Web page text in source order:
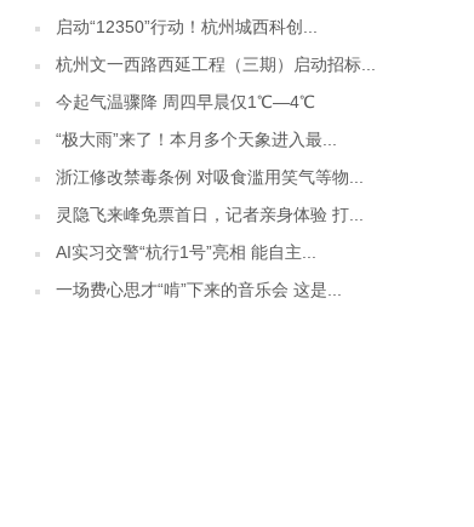
启动“12350”行动！杭州城西科创...
杭州文一西路西延工程（三期）启动招标...
今起气温骤降 周四早晨仅1℃—4℃
​“极大雨”来了！本月多个天象进入最...
浙江修改禁毒条例 对吸食滥用笑气等物...
灵隐飞来峰免票首日，记者亲身体验 打...
AI实习交警“杭行1号”亮相 能自主...
一场费心思才“啃”下来的音乐会 这是...